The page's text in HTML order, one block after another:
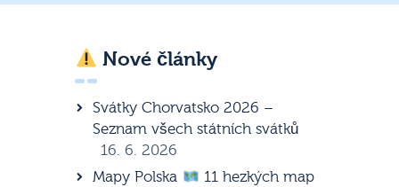
Nové články
Svátky Chorvatsko 2026 –
Seznam všech státních svátků
16. 6. 2026
Mapy Polska
11 hezkých map